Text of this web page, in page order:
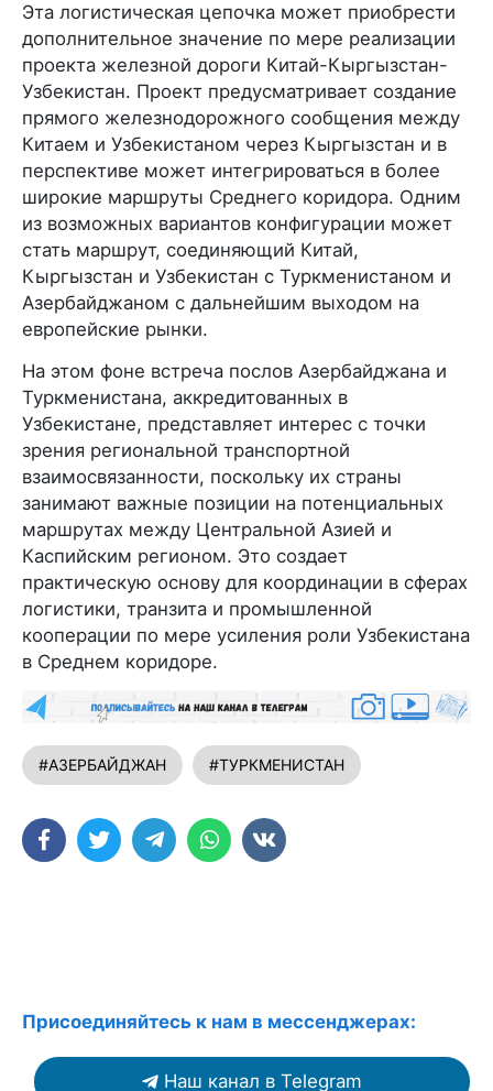
Эта логистическая цепочка может приобрести
дополнительное значение по мере реализации
проекта железной дороги Китай-Кыргызстан-
Узбекистан. Проект предусматривает создание
прямого железнодорожного сообщения между
Китаем и Узбекистаном через Кыргызстан и в
перспективе может интегрироваться в более
широкие маршруты Среднего коридора. Одним
из возможных вариантов конфигурации может
стать маршрут, соединяющий Китай,
Кыргызстан и Узбекистан с Туркменистаном и
Азербайджаном с дальнейшим выходом на
европейские рынки.
На этом фоне встреча послов Азербайджана и
Туркменистана, аккредитованных в
Узбекистане, представляет интерес с точки
зрения региональной транспортной
взаимосвязанности, поскольку их страны
занимают важные позиции на потенциальных
маршрутах между Центральной Азией и
Каспийским регионом. Это создает
практическую основу для координации в сферах
логистики, транзита и промышленной
кооперации по мере усиления роли Узбекистана
в Среднем коридоре.
#АЗЕРБАЙДЖАН #ТУРКМЕНИСТАН
Присоединяйтесь к нам в мессенджерах:
Наш канал в Telegram